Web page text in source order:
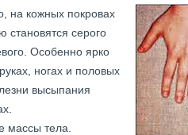
на кожных покровах
становятся серого
Особенно ярко
ногах и половых
высыпания
массы тела.